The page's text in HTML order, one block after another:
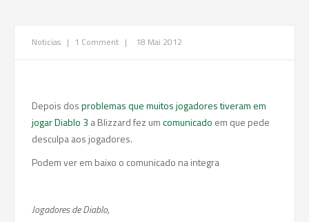
Noticias | 1 Comment | 18 Mai 2012
Depois dosproblemas que muitos jogadores tiveram em
jogar Diablo 3 a Blizzard fez umcomunicado em que pede
desculpa aos jogadores.
Podem ver em baixo o comunicado na integra
Jogadores de Diablo,